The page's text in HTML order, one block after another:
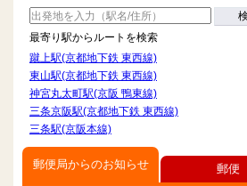
最寄り駅からルートを検索
蹴上駅(京都地下鉄 東西線)
東山駅(京都地下鉄 東西線)
神宮丸太町駅(京阪 鴨東線)
三条京阪駅(京都地下鉄 東西線)
三条駅(京阪本線)
郵便局からのお知らせ 郵便